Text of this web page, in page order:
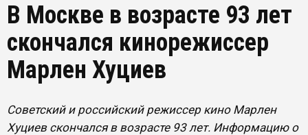
В Москве в возрасте 93 лет
скончался кинорежиссер
Марлен Хуциев
Советский и российский режиссер кино Марлен
Хуциев скончался в возрасте 93 лет. Информацию о